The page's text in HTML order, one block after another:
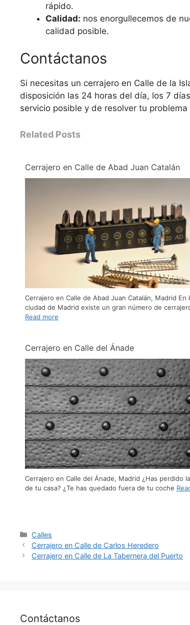
rápido.
Calidad: nos enorgullecemos de
calidad posible.
Contáctanos
Si necesitas un cerrajero en Calle de la
disposición las 24 horas del día, los 7
servicio posible y de resolver tu
Related Posts
Cerrajero en Calle de Abad Juan Catalán
Cerrajero en Calle de Abad Juan Catalán, Madrid En
ciudad de Madrid existe un gran número de
Read more
Cerrajero en Calle del Ánade
Cerrajero en Calle del Ánade, Madrid ¿Has perdido
de tu casa? ¿Te has quedado fuera de tu coche
Calles
Cerrajero en Calle de Carlos Heredero
Cerrajero en Calle de La Tabernera del Puerto
Contáctanos